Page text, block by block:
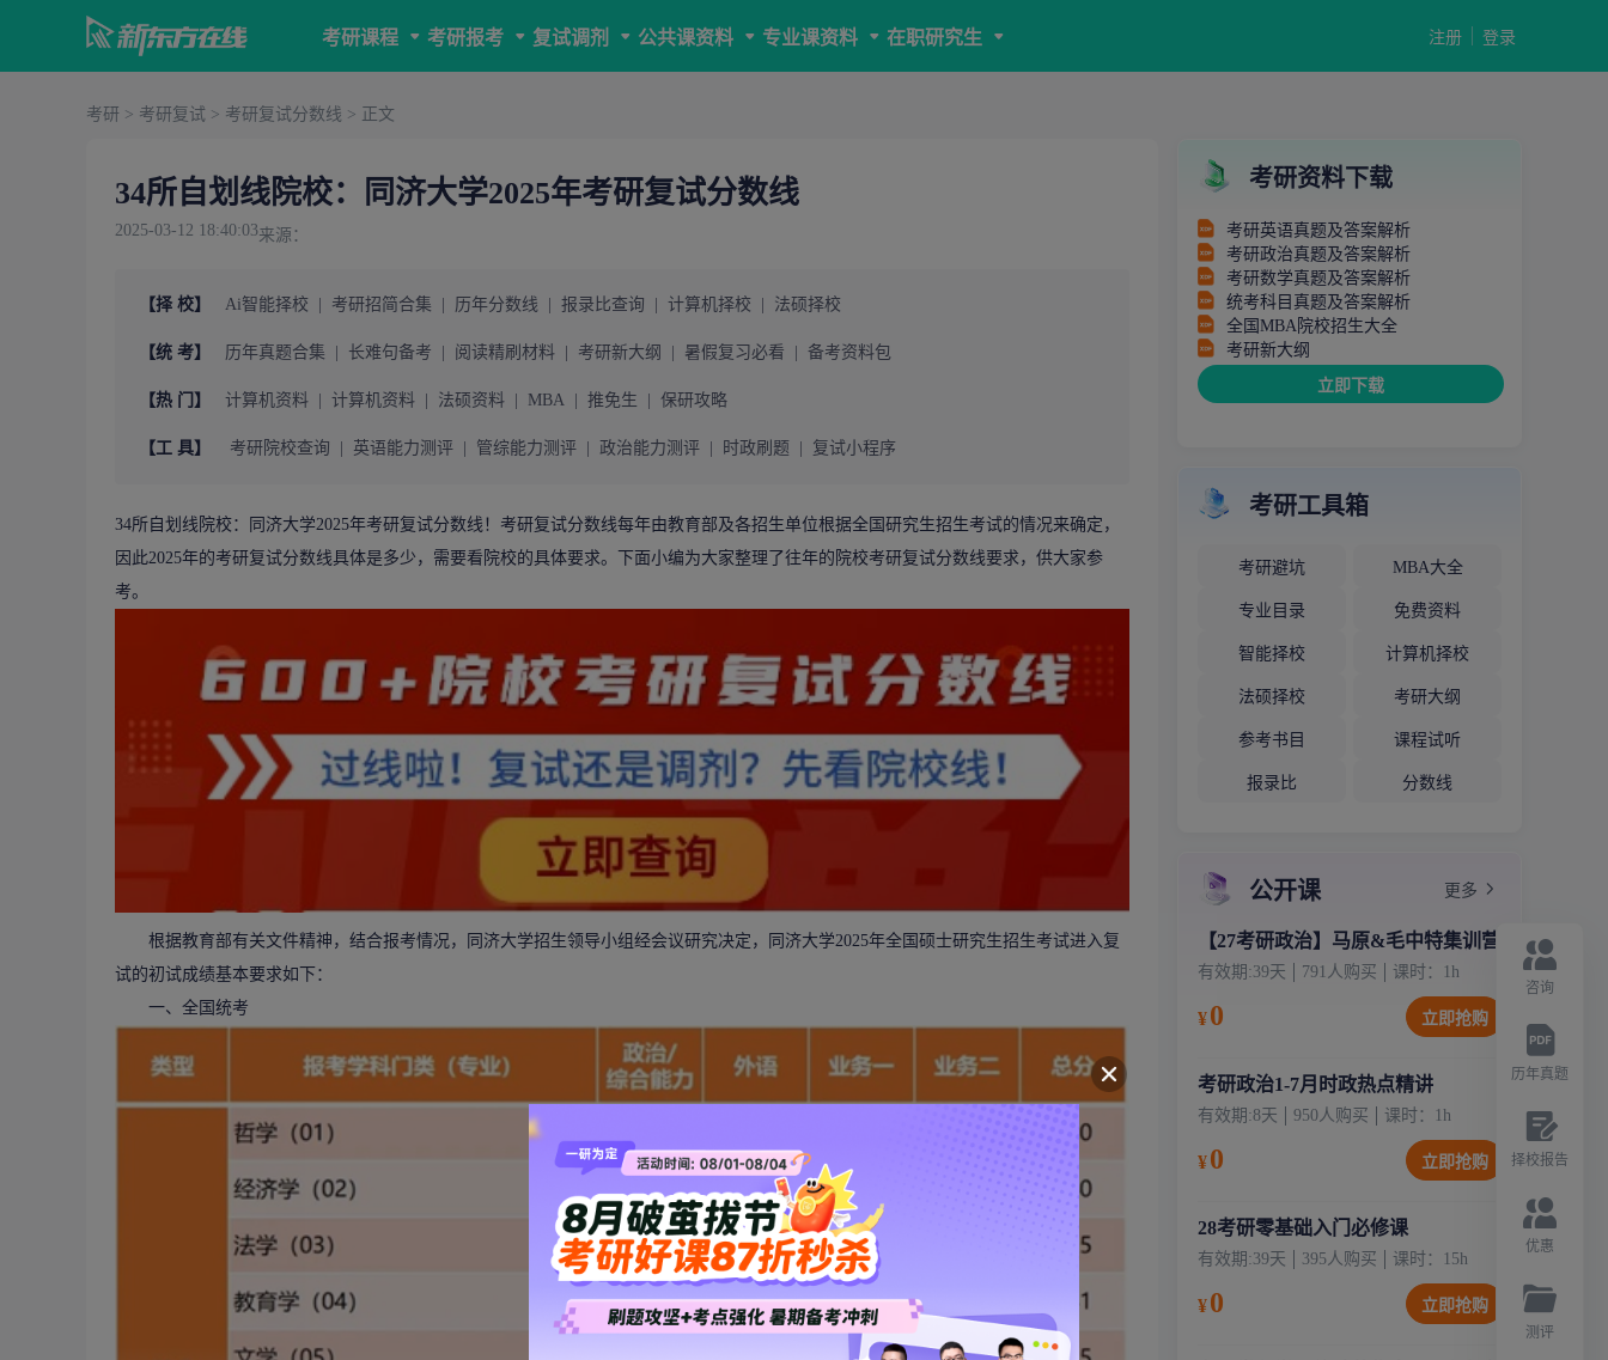
考研课程 考研报考 复试调剂 公共课资料 专业课资料 在职研究生 注册 登录
考研 > 考研复试 > 考研复试分数线 > 正文
34所自划线院校：同济大学2025年考研复试分数线
2025-03-12 18:40:03来源：
【择 校】 Ai智能择校 考研招简合集 历年分数线 报录比查询 计算机择校 法硕择校
【统 考】 历年真题合集 长难句备考 阅读精刷材料 考研新大纲 暑假复习必看 备考资料包
【热 门】 计算机资料 计算机资料 法硕资料 MBA 推免生 保研攻略
【工 具】 考研院校查询 英语能力测评 管综能力测评 政治能力测评 时政刷题 复试小程序
34所自划线院校：同济大学2025年考研复试分数线！ 考研复试分数线每年由教育部及各招生单位根据全国研究生招生考试的情况来确定，
因此2025年的考研复试分数线具体是多少，需要看院校的具体要求。下面小编为大家整理了往年的院校考研复试分数线要求，供大家参
考。
根据教育部有关文件精神，结合报考情况，同济大学招生领导小组经会议研究决定，同济大学2025年全国 硕士研究生招生考试进入复
试的初试成绩基本要求如下：
一、全国统考
考研资料下载
考研英语真题及答案解析
考研政治真题及答案解析
考研数学真题及答案解析
统考科目真题及答案解析
全国MBA院校招生大全
考研新大纲
立即下载
考研工具箱
考研避坑 MBA大全
专业目录 免费资料
智能择校 计算机择校
法硕择校 考研大纲
参考书目 课程试听
报录比 分数线
公开课 更多
【27考研政治】马原&毛中特集训营
有效期:39天 791人购买 课时： 1 h
¥0 立即抢购
考研政治1-7月时政热点精讲
有效期:8天 950人购买 课时： 1 h
¥0 立即抢购
28考研零基础入门必修课
有效期:39天 395人购买 课时： 15 h
¥0 立即抢购
咨询
历年真题
择校报告
优惠
测评